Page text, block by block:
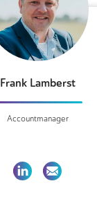
Frank Lamberst
Accountmanager